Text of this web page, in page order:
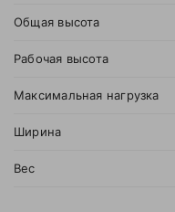
Общая высота
Рабочая высота
Максимальная нагрузка
Ширина
Вес